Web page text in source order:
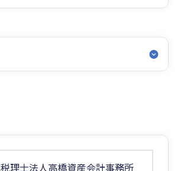
税理士法人高橋資産会計事務所